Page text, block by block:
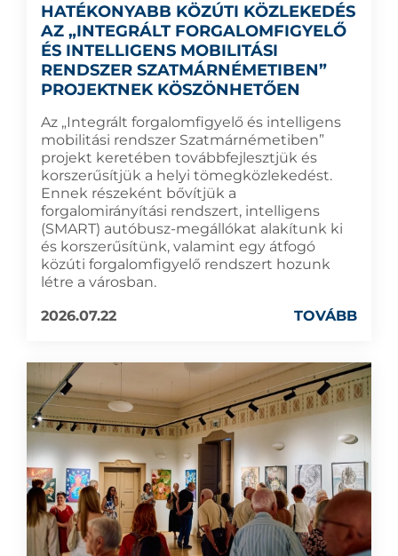
HATÉKONYABB KÖZÚTI KÖZLEKEDÉS
AZ „INTEGRÁLT FORGALOMFIGYELŐ
ÉS INTELLIGENS MOBILITÁSI
RENDSZER SZATMÁRNÉMETIBEN”
PROJEKTNEK KÖSZÖNHETŐEN
Az „Integrált forgalomfigyelő és intelligens
mobilitási rendszer Szatmárnémetiben”
projekt keretében továbbfejlesztjük és
korszerűsítjük a helyi tömegközlekedést.
Ennek részeként bővítjük a
forgalomirányítási rendszert, intelligens
(SMART) autóbusz-megállókat alakítunk ki
és korszerűsítünk, valamint egy átfogó
közúti forgalomfigyelő rendszert hozunk
létre a városban.
2026.07.22
TOVÁBB